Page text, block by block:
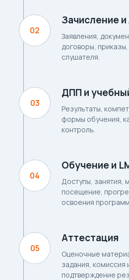
Зачисление
Заявления,
договоры,
слушателя.
ДПП и
Результаты,
формы обучения,
контроль.
Обучение и
Доступы, занятия,
посещение,
освоения
Аттестация
Оценочные
задания, комиссия
подтверждение